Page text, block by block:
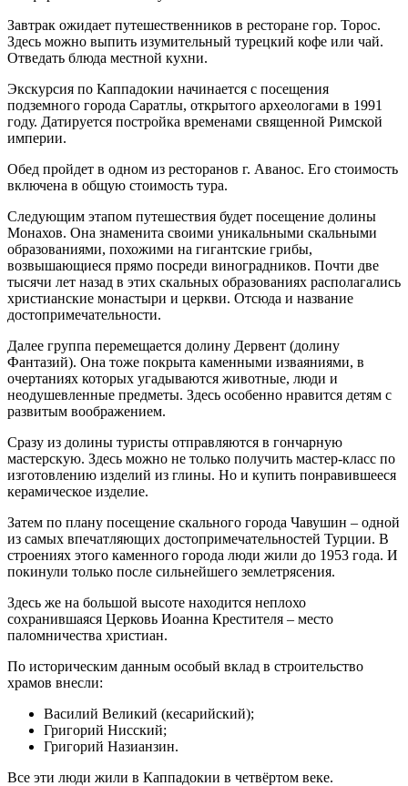
Завтрак ожидает путешественников в ресторане гор. Торос.
Здесь можно выпить изумительный турецкий кофе или чай.
Отведать блюда местной кухни.
Экскурсия по Каппадокии начинается с посещения
подземного города Саратлы, открытого археологами в 1991
году. Датируется постройка временами священной Римской
империи.
Обед пройдет в одном из ресторанов г. Аванос. Его стоимость
включена в общую стоимость тура.
Следующим этапом путешествия будет посещение долины
Монахов. Она знаменита своими уникальными скальными
образованиями, похожими на гигантские грибы,
возвышающиеся прямо посреди виноградников. Почти две
тысячи лет назад в этих скальных образованиях располагались
христианские монастыри и церкви. Отсюда и название
достопримечательности.
Далее группа перемещается долину Дервент (долину
Фантазий). Она тоже покрыта каменными изваяниями, в
очертаниях которых угадываются животные, люди и
неодушевленные предметы. Здесь особенно нравится детям с
развитым воображением.
Сразу из долины туристы отправляются в гончарную
мастерскую. Здесь можно не только получить мастер-класс по
изготовлению изделий из глины. Но и купить понравившееся
керамическое изделие.
Затем по плану посещение скального города Чавушин – одной
из самых впечатляющих достопримечательностей Турции. В
строениях этого каменного города люди жили до 1953 года. И
покинули только после сильнейшего землетрясения.
Здесь же на большой высоте находится неплохо
сохранившаяся Церковь Иоанна Крестителя – место
паломничества христиан.
По историческим данным особый вклад в строительство
храмов внесли:
Василий Великий (кесарийский);
Григорий Нисский;
Григорий Назианзин.
Все эти люди жили в Каппадокии в четвёртом веке.